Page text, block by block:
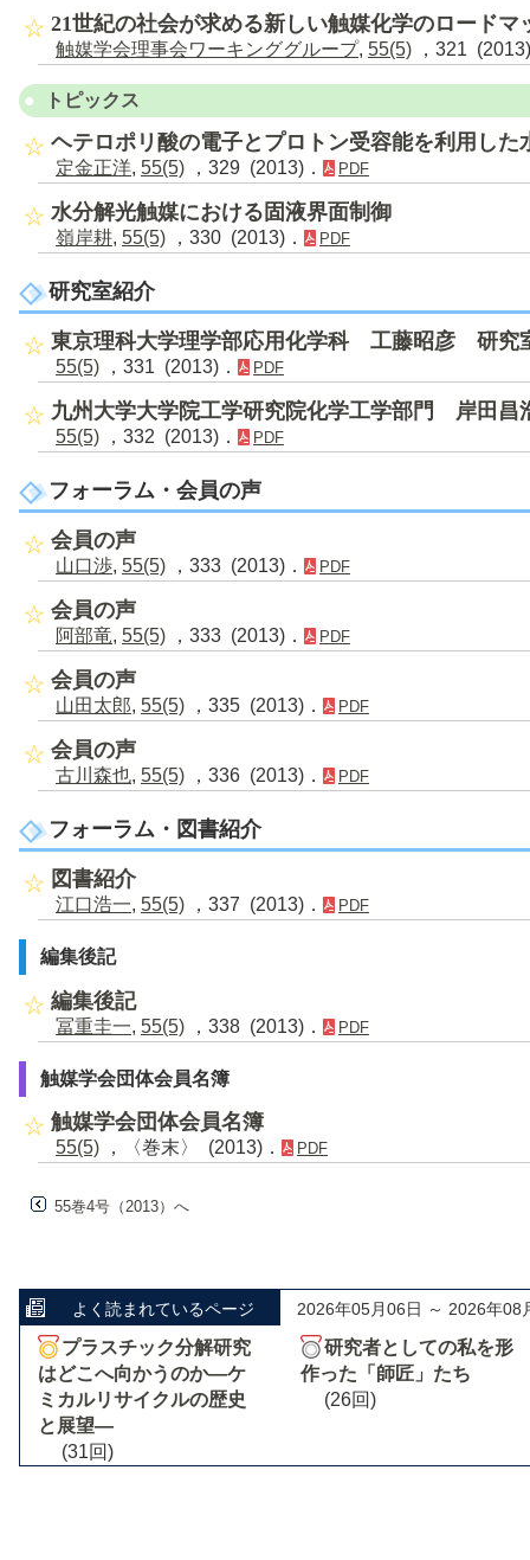
21世紀の社会が求める新しい触媒化学のロードマ
触媒学会理事会ワーキンググループ, 55(5) ，321
トピックス
ヘテロポリ酸の電子とプロトン受容能を利用した
定金正洋, 55(5) ，329 (2013)． PDF
水分解光触媒における固液界面制御
嶺岸耕, 55(5) ，330 (2013)． PDF
研究室紹介
東京理科大学理学部応用化学科 工藤昭彦 研究
55(5) ，331 (2013)． PDF
九州大学大学院工学研究院化学工学部門 岸田
55(5) ，332 (2013)． PDF
フォーラム・会員の声
会員の声
山口渉, 55(5) ，333 (2013)． PDF
会員の声
阿部竜, 55(5) ，333 (2013)． PDF
会員の声
山田太郎, 55(5) ，335 (2013)． PDF
会員の声
古川森也, 55(5) ，336 (2013)． PDF
フォーラム・図書紹介
図書紹介
江口浩一, 55(5) ，337 (2013)． PDF
編集後記
編集後記
冨重圭一, 55(5) ，338 (2013)． PDF
触媒学会団体会員名簿
触媒学会団体会員名簿
55(5) ，〈巻末〉 (2013)． PDF
55巻4号（2013）へ
よく読まれているページ 2026年05月06日 ～ 2026年08
プラスチック分解研究
はどこへ向かうのか―ケ
ミカルリサイクルの歴史
と展望―
(31回)
研究者としての私を形
作った「師匠」たち
(26回)